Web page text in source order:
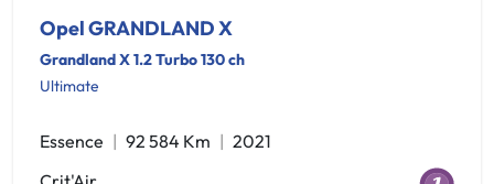
Opel GRANDLAND X
Grandland X 1.2 Turbo 130 ch
Ultimate
Essence 92 584 Km
2021